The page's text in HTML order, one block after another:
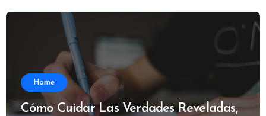
Home
Cómo Cuidar Las Verdades Reveladas,